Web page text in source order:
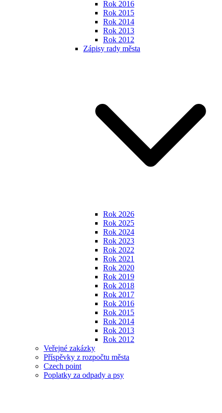
Rok 2016
Rok 2015
Rok 2014
Rok 2013
Rok 2012
Zápisy rady města
Rok 2026
Rok 2025
Rok 2024
Rok 2023
Rok 2022
Rok 2021
Rok 2020
Rok 2019
Rok 2018
Rok 2017
Rok 2016
Rok 2015
Rok 2014
Rok 2013
Rok 2012
Veřejné zakázky
Příspěvky z rozpočtu města
Czech point
Poplatky za odpady a psy